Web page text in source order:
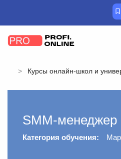
Курсы онлайн-школ и
SMM-менеджер
Категория обучения: